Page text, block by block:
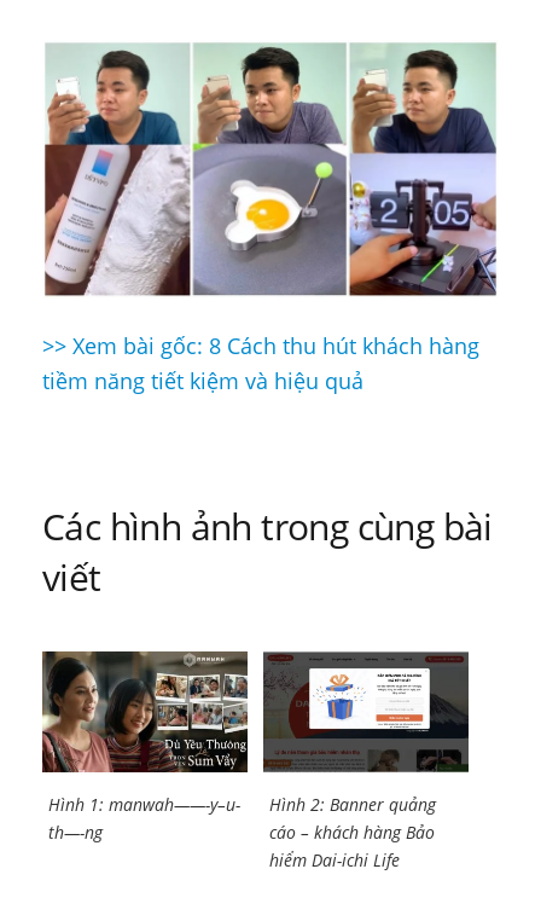
Điều
hướng
viết
>> Xem bài gốc: 8 Cách thu hút khách hàng
tiềm năng tiết kiệm và hiệu quả
Các hình ảnh trong cùng bài
viết
Hình 1: manwah——-y–u-
th—-ng
Hình 2: Banner quảng
cáo – khách hàng Bảo
hiểm Dai-ichi Life